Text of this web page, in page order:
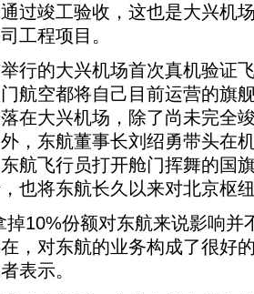
过竣工验收，这也是大兴机
工程项目。
的大兴机场首次真机验证
航空都将自己目前运营的旗
在大兴机场，除了尚未完全
，东航董事长刘绍勇带头在
航飞行员打开舱门挥舞的国
也将东航长久以来对北京枢
10%份额对东航来说影响并
，对东航的业务构成了很好
表示。